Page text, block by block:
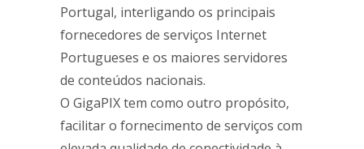
Portugal, interligando os principais
fornecedores de serviços Internet
Portugueses e os maiores servidores
de conteúdos nacionais.
O GigaPIX tem como outro propósito,
facilitar o fornecimento de serviços com